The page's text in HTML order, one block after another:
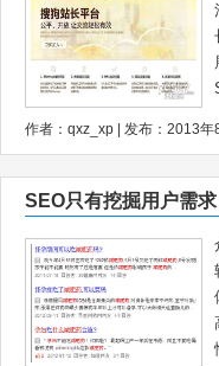
作者：qxz_xp | 发布：2013年
SEO只有挖掘用户需